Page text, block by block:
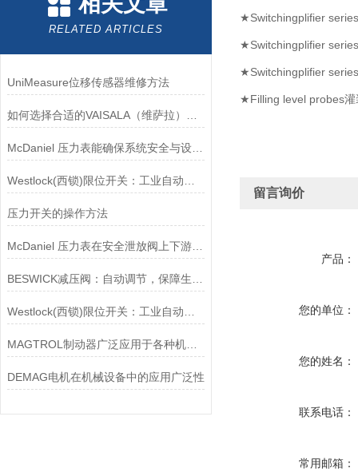
RELATED ARTICLES
UniMeasure位移传感器维修方法
McDaniel 压力表能确保系统安全与设备寿命延长
压力开关的操作方法
McDaniel 压力表在安全泄放阀上下游压力监测中的应用
MAGTROL制动器广泛应用于各种机械设备和交通工具中
DEMAG电机在机械设备中的应用广泛性
★Switchingplifier
★Switchingplifier
★Switchingplifier
★Filling level probes灌
留言询价
产品：
您的单位：
您的姓名：
联系电话：
常用邮箱：